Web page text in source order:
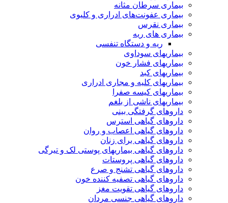
بیماری سرطان مثانه
بیماری عفونت‌های ادراری و کلیوی
بیماری نقرس
بیماری های ریه
ریه و دستگاه تنفسی
بیماریهای سوداوی
بیماریهای فشار خون
بیماریهای کبد
بیماریهای کلیه و مجاری ادراری
بیماریهای کیسه صفرا
بیماریهای ناشی از بلغم
داروهای گرفتگی بینی
داروهای گیاهی استرس
داروهای گیاهی اعصاب و روان
داروهای گیاهی برای زنان
داروهای گیاهی بیماریهای پوستی لک و تیرگی
داروهای گیاهی پروستات
داروهای گیاهی تشنج و صرع
داروهای گیاهی تصفیه کننده خون
داروهای گیاهی تقویت مغز
داروهای گیاهی جنسی مردان